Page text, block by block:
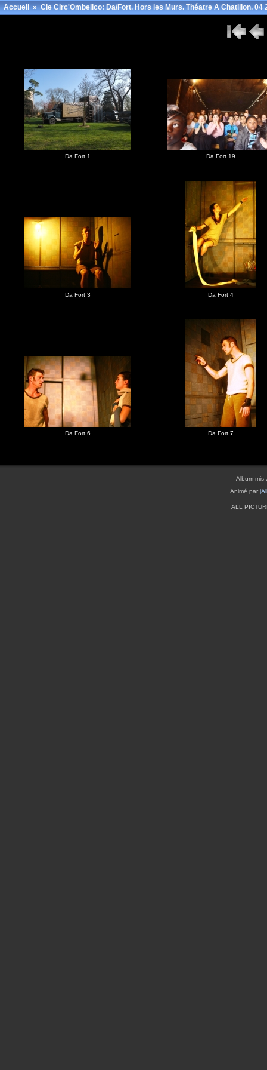
Accueil»Cie Circ'Ombelico: Da/Fort. Hors les Murs. Théatre A Chatillon. 04
Da Fort 1 Da Fort 19
Da Fort 3 Da Fort 4
Da Fort 6 Da Fort 7
Album mis
Animé par
ALL